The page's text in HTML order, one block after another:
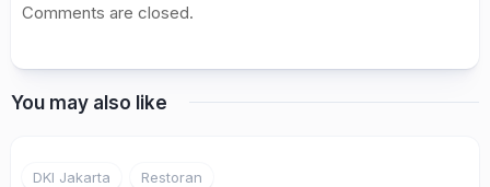
Comments are closed.
You may also like
DKI Jakarta Restoran